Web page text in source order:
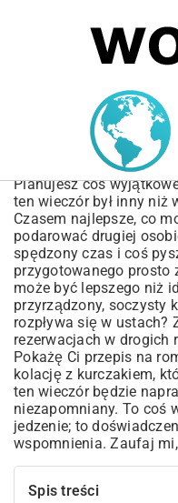
MARIUSZ ŁAMAGA 04.10.2025
Przepis na
Kolację z
Idealne Danie
Planujesz coś
ten wieczór był inny niż
Czasem najlepsze, co
podarować drugiej
spędzony czas i coś
przygotowanego prosto
może być lepszego niż
przyrządzony, soczysty
rozpływa się w ustach?
rezerwacjach w drogich
Pokażę Ci przepis na
kolację z kurczakiem,
ten wieczór będzie
niezapomniany. To coś
jedzenie; to
wspomnienia. Zaufaj mi,
Spis treści